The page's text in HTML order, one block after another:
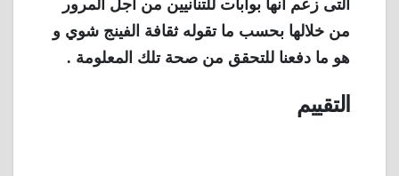
التى زعم أنها بوابات للتنانيين من أجل المرور
من خلالها بحسب ما تقوله ثقافة الفينج شوي و
هو ما دفعنا للتحقق من صحة تلك المعلومة .
التقييم